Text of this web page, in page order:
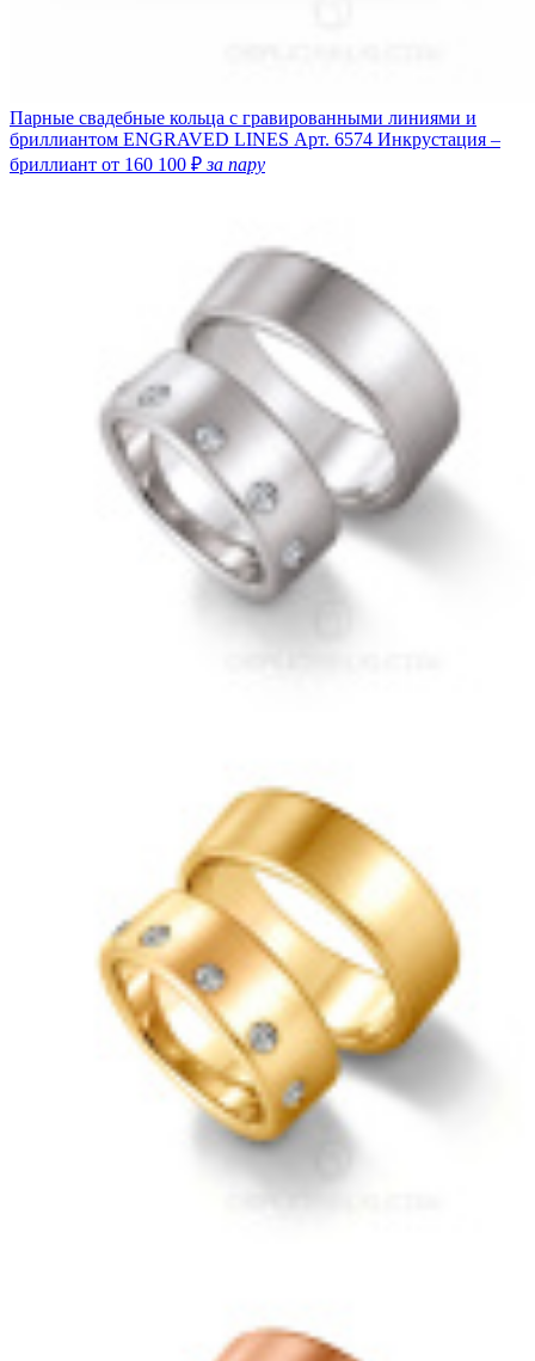
Парные свадебные кольца с гравированными линиями и
бриллиантом ENGRAVED LINES Арт. 6574 Инкрустация –
бриллиант от 160 100 ₽за пару